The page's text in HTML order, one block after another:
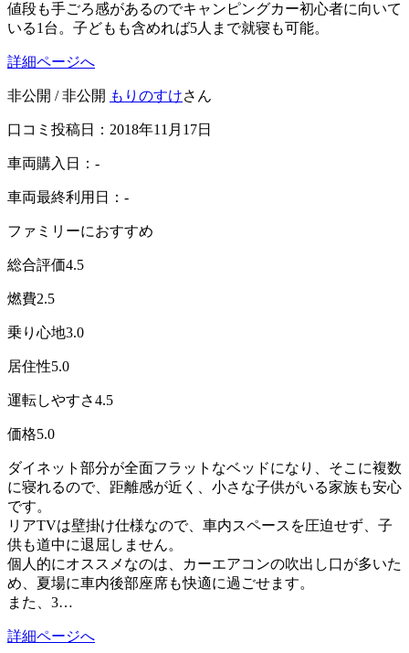
値段も手ごろ感があるのでキャンピングカー初心者に向いて
いる1台。子どもも含めれば5人まで就寝も可能。
詳細ページへ
非公開 / 非公開 もりのすけさん
口コミ投稿日：2018年11月17日
車両購入日：-
車両最終利用日：-
ファミリーにおすすめ
総合評価4.5
燃費2.5
乗り心地3.0
居住性5.0
運転しやすさ4.5
価格5.0
ダイネット部分が全面フラットなベッドになり、そこに複数
に寝れるので、距離感が近く、小さな子供がいる家族も安心
です。
リアTVは壁掛け仕様なので、車内スペースを圧迫せず、子
供も道中に退屈しません。
個人的にオススメなのは、カーエアコンの吹出し口が多いた
め、夏場に車内後部座席も快適に過ごせます。
また、3…
詳細ページへ